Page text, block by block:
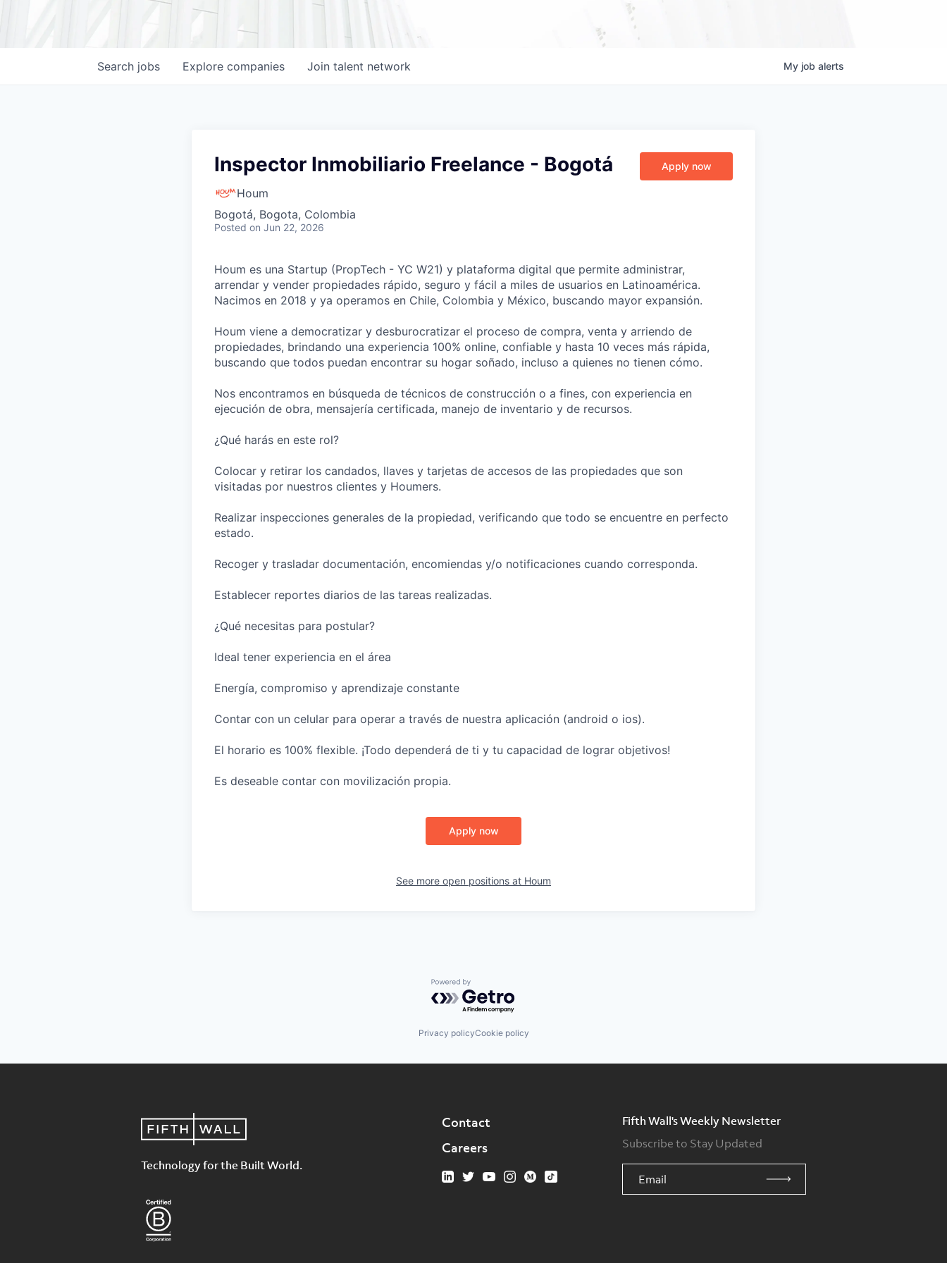
Search jobs Explore companies Join talent network My job alerts
Inspector Inmobiliario Freelance - Bogotá
Houm
Bogotá, Bogota, Colombia
Posted on Jun 22, 2026
Apply now
Houm es una Startup (PropTech - YC W21) y plataforma digital que permite administrar,
arrendar y vender propiedades rápido, seguro y fácil a miles de usuarios en Latinoamérica.
Nacimos en 2018 y ya operamos en Chile, Colombia y México, buscando mayor expansión.
Houm viene a democratizar y desburocratizar el proceso de compra, venta y arriendo de
propiedades, brindando una experiencia 100% online, confiable y hasta 10 veces más rápida,
buscando que todos puedan encontrar su hogar soñado, incluso a quienes no tienen cómo.
Nos encontramos en búsqueda de técnicos de construcción o a fines, con experiencia en
ejecución de obra, mensajería certificada, manejo de inventario y de recursos.
¿Qué harás en este rol?
Colocar y retirar los candados, llaves y tarjetas de accesos de las propiedades que son
visitadas por nuestros clientes y Houmers.
Realizar inspecciones generales de la propiedad, verificando que todo se encuentre en perfecto
estado.
Recoger y trasladar documentación, encomiendas y/o notificaciones cuando corresponda.
Establecer reportes diarios de las tareas realizadas.
¿Qué necesitas para postular?
Ideal tener experiencia en el área
Energía, compromiso y aprendizaje constante
Contar con un celular para operar a través de nuestra aplicación (android o ios).
El horario es 100% flexible. ¡Todo dependerá de ti y tu capacidad de lograr objetivos!
Es deseable contar con movilización propia.
Apply now
See more open positions at Houm
Powered by Getro.com
Privacy policyCookie policy
Technology for the Built World.
Contact
Careers
Fifth Wall's Weekly Newsletter
Subscribe to Stay Updated